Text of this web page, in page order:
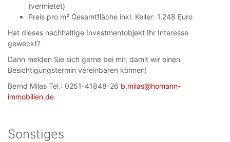
(vermietet)
Preis pro m² Gesamtfläche inkl. Keller: 1.248 Euro
Hat dieses nachhaltige Investmentobjekt Ihr Interesse
geweckt?
Dann melden Sie sich gerne bei mir, damit wir einen
Besichtigungstermin vereinbaren können!
Bernd Milas Tel.: 0251-41848-26 b.milas@homann-
immobilien.de
Sonstiges